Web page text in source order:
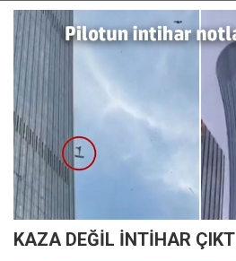
KAZA DEĞİL İNTİHAR ÇIKTI